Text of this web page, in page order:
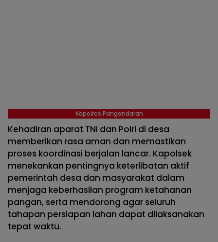
Kapolres Pangandaran
Kehadiran aparat TNI dan Polri di desa
memberikan rasa aman dan memastikan
proses koordinasi berjalan lancar. Kapolsek
menekankan pentingnya keterlibatan aktif
pemerintah desa dan masyarakat dalam
menjaga keberhasilan program ketahanan
pangan, serta mendorong agar seluruh
tahapan persiapan lahan dapat dilaksanakan
tepat waktu.